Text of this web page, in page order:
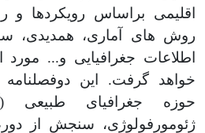
اقلیمی براساس رویکردها
روش های آماری، همدیدی،
اطلاعات جغرافیایی و... مورد
خواهد گرفت. این
حوزه جغرافیای طبیعی